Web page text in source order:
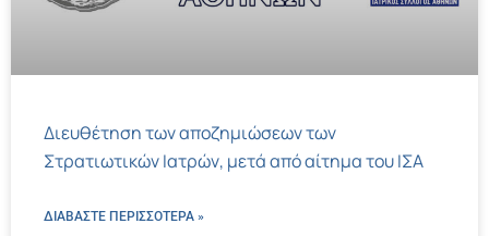
Διευθέτηση των αποζημιώσεων των
Στρατιωτικών Ιατρών, μετά από αίτημα του ΙΣΑ
ΔΙΑΒΑΣΤΕ ΠΕΡΙΣΣΌΤΕΡΑ »